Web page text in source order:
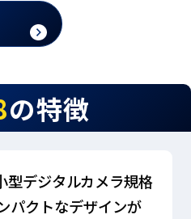
の特徴
型デジタルカメラ規格
パクトなデザインが